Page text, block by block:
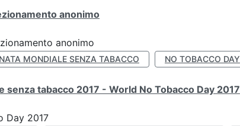
anonimo
anonimo
MONDIALE SENZA TABACCO NO TOBACCO DAY
senza tabacco 2017 - World No Tobacco Day 2017
Day 2017